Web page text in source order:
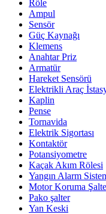
Röle
Ampul
Sensör
Güç Kaynağı
Klemens
Anahtar Priz
Armatür
Hareket Sensörü
Elektrikli Araç
Kaplin
Pense
Tornavida
Elektrik Sigortası
Kontaktör
Potansiyometre
Kaçak Akım Rölesi
Yangın Alarm
Motor Koruma
Pako şalter
Yan Keski